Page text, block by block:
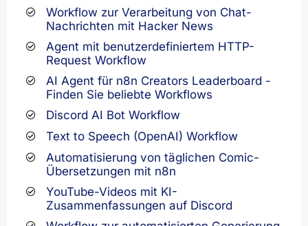
Workflow zur Verarbeitung von Chat-
Nachrichten mit Hacker News
Agent mit benutzerdefiniertem HTTP-
Request Workflow
AI Agent für n8n Creators Leaderboard -
Finden Sie beliebte Workflows
Discord AI Bot Workflow
Text to Speech (OpenAI) Workflow
Automatisierung von täglichen Comic-
Übersetzungen mit n8n
YouTube-Videos mit KI-
Zusammenfassungen auf Discord